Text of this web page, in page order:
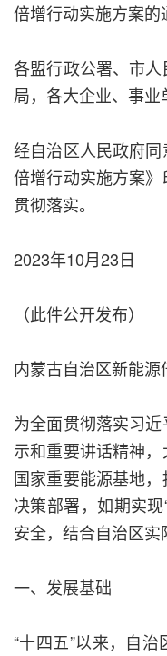
倍增行动实施方案的
各盟行政公署、市人
局，各大企业、事业
经自治区人民政府
倍增行动实施方案
贯彻落实。
2023年10月23日
（此件公开发布）
内蒙古自治区新能
为全面贯彻落实习
示和重要讲话精神
国家重要能源基地
决策部署，如期实
安全，结合自治区实
一、发展基础
“十四五”以来，自治